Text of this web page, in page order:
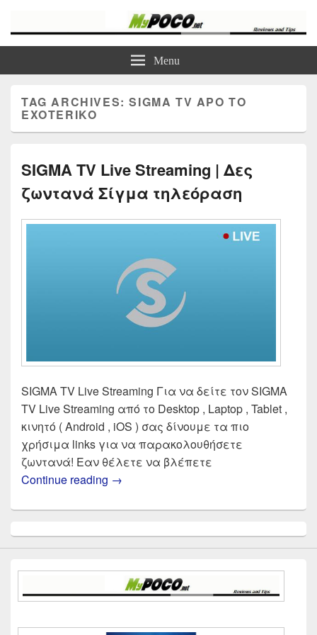
Τα καλύτερα Reviews , Συγκρίσεις , VPN , Webhosting
Menu
TAG ARCHIVES:SIGMA TV APO TO
EXOTERIKO
SIGMA TV Live Streaming | Δες
ζωντανά Σίγμα τηλεόραση
SIGMA TV Live Streaming Για να δείτε τον SIGMA
TV Live Streaming από το Desktop , Laptop , Tablet ,
κινητό ( Android , iOS ) σας δίνουμε τα πιο
χρήσιμα links για να παρακολουθήσετε
ζωντανά! Εαν θέλετε να βλέπετε
Continue reading SIGMA TV Live Streaming | Δες
→
Sidebar
Widget